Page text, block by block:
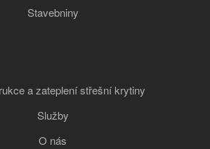
Stavebniny
a zateplení střešní krytiny
Služby
O nás